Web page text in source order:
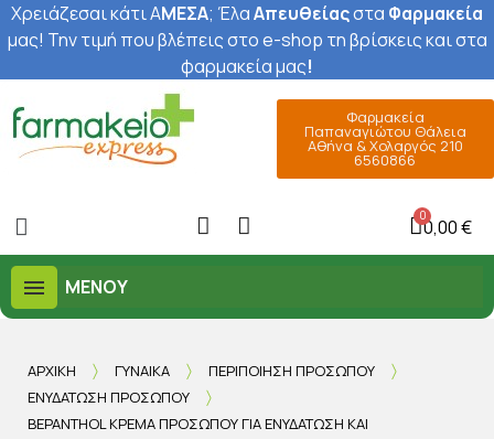
Χρειάζεσαι κάτι ΑΜΕΣΑ; ΈλαΑπευθείαςστα Φαρμακεία
μας! Την τιμή που βλέπεις στο e-shop τη βρίσκεις και στα
φαρμακεία μας!
Φαρμακεία
Παπαναγιώτου Θάλεια
Αθήνα & Χολαργός 210
6560866
0,00 €
ΜΕΝΟΎ
ΑΡΧΙΚΉ ΓΥΝΑΊΚΑ
ΠΕΡΙΠΟΊΗΣΗ ΠΡΟΣΏΠΟΥ
ΕΝΥΔΆΤΩΣΗ ΠΡΟΣΏΠΟΥ
BEPANTHOL ΚΡΈΜΑ ΠΡΟΣΏΠΟΥ ΓΙΑ ΕΝΥΔΆΤΩΣΗ ΚΑΙ